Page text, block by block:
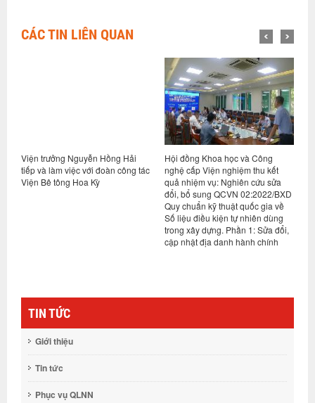
CÁC TIN LIÊN QUAN
Viện trưởng Nguyễn Hồng Hải
tiếp và làm việc với đoàn công tác
Viện Bê tông Hoa Kỳ
Hội đồng Khoa học và Công
nghệ cấp Viện nghiệm thu kết
quả nhiệm vụ: Nghiên cứu sửa
đổi, bổ sung QCVN 02:2022/BXD
Quy chuẩn kỹ thuật quốc gia về
Số liệu điều kiện tự nhiên dùng
trong xây dựng. Phần 1: Sửa đổi,
cập nhật địa danh hành chính
TIN TỨC
Giới thiệu
Tin tức
Phục vụ QLNN